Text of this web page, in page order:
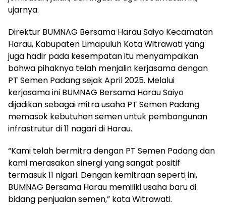
ujarnya.
Direktur BUMNAG Bersama Harau Saiyo Kecamatan
Harau, Kabupaten Limapuluh Kota Witrawati yang
juga hadir pada kesempatan itu menyampaikan
bahwa pihaknya telah menjalin kerjasama dengan
PT Semen Padang sejak April 2025. Melalui
kerjasama ini BUMNAG Bersama Harau Saiyo
dijadikan sebagai mitra usaha PT Semen Padang
memasok kebutuhan semen untuk pembangunan
infrastrutur di 11 nagari di Harau.
“Kami telah bermitra dengan PT Semen Padang dan
kami merasakan sinergi yang sangat positif
termasuk 11 nigari. Dengan kemitraan seperti ini,
BUMNAG Bersama Harau memiliki usaha baru di
bidang penjualan semen,” kata Witrawati.